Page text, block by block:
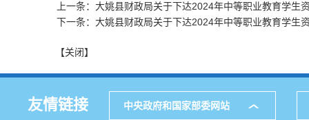
上一条：大姚县财政局关于下达2024年中等职业教育学生
下一条：大姚县财政局关于下达2024年中等职业教育学生
【关闭】
友情链接 中央政府和国家部委网站